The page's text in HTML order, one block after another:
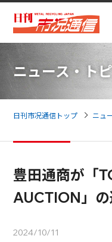
ニュース・ト
日刊市况通信トップ ニュ
豊田通商が「
AUCTION」
2024/10/11